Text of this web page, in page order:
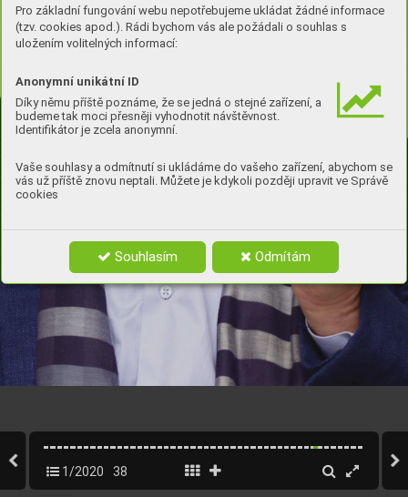
Pro základní fungování webu nepotřebujeme ukládat žádné informace
(tzv. cookies apod.). Rádi bychom vás ale požádali o souhlas s
uložením volitelných informací:
Anonymní unikátní ID
Díky němu příště poznáme, že se jedná o stejné zařízení, a
budeme tak moci přesněji vyhodnotit návštěvnost.
Identifikátor je zcela anonymní.
Vaše souhlasy a odmítnutí si ukládáme do vašeho zařízení, abychom se
vás už příště znovu neptali. Můžete je kdykoli později upravit ve Správě
cookies
Souhlasím Odmítám
38
1/2020 38